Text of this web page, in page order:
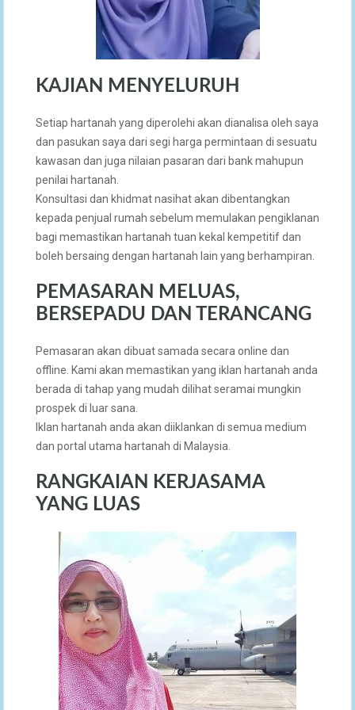
KAJIAN MENYELURUH
Setiap hartanah yang diperolehi akan dianalisa oleh saya
dan pasukan saya dari segi harga permintaan di sesuatu
kawasan dan juga nilaian pasaran dari bank mahupun
penilai hartanah.
Konsultasi dan khidmat nasihat akan dibentangkan
kepada penjual rumah sebelum memulakan pengiklanan
bagi memastikan hartanah tuan kekal kempetitif dan
boleh bersaing dengan hartanah lain yang berhampiran.
PEMASARAN MELUAS,
BERSEPADU DAN TERANCANG
Pemasaran akan dibuat samada secara online dan
offline. Kami akan memastikan yang iklan hartanah anda
berada di tahap yang mudah dilihat seramai mungkin
prospek di luar sana.
Iklan hartanah anda akan diiklankan di semua medium
dan portal utama hartanah di Malaysia.
RANGKAIAN KERJASAMA
YANG LUAS